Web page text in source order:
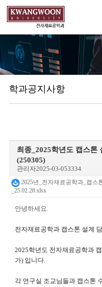
학과공지사항
최종_2025학년도 캡스톤
(250305)
관리자2025-03-053334
2025년_전자재료공학과_캡스
_25.02.28.xlsx
안녕하세요.
전자재료공학과 캡스톤 설계
2025학년도 전자재료공학과
가) 입니다.
각 연구실 조교님들과 캡스톤